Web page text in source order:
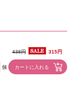
438円 315円
個